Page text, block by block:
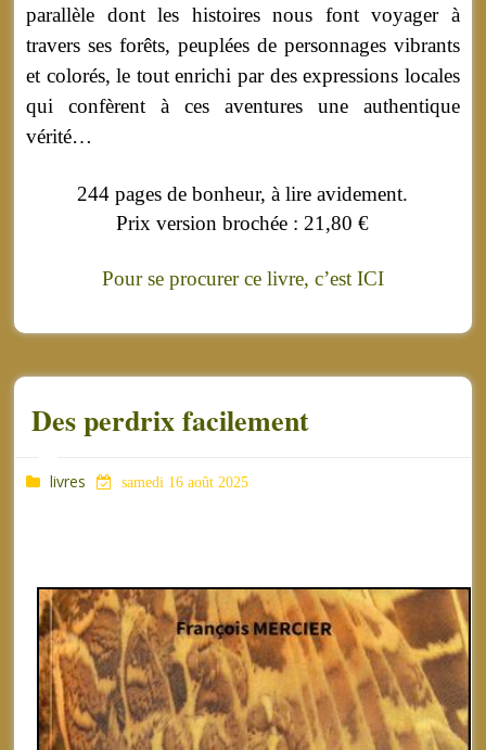
parallèle dont les histoires nous font voyager à
travers ses forêts, peuplées de personnages vibrants
et colorés, le tout enrichi par des expressions locales
qui confèrent à ces aventures une authentique
vérité…
244 pages de bonheur, à lire avidement.
Prix version brochée :21,80 €
Pour se procurer ce livre, c’est ICI
Des perdrix facilement
livres samedi 16 août 2025